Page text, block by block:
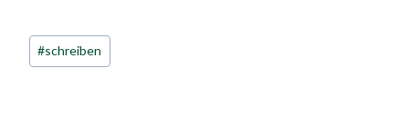
Post
Tags:
#schreiben